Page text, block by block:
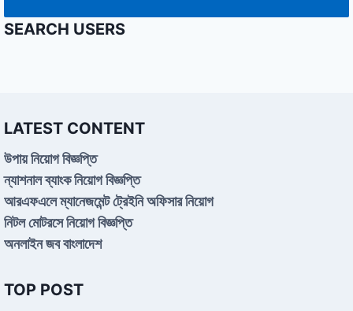
SEARCH USERS
LATEST CONTENT
উপায় নিয়োগ বিজ্ঞপ্তি
ন্যাশনাল ব্যাংক নিয়োগ বিজ্ঞপ্তি
আরএফএলে ম্যানেজমেন্ট ট্রেইনি অফিসার নিয়োগ
নিটল মোটরসে নিয়োগ বিজ্ঞপ্তি
অনলাইন জব বাংলাদেশ
TOP POST